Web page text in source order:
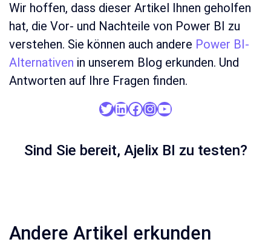
Wir hoffen, dass dieser Artikel Ihnen geholfen
hat, die Vor- und Nachteile von Power BI zu
verstehen. Sie können auch andere Power BI-
Alternativen in unserem Blog erkunden. Und
Antworten auf Ihre Fragen finden.
Twitter
LinkedIn
Facebook
Instagram
YouTube
Sind Sie bereit, Ajelix BI zu testen?
Andere Artikel erkunden